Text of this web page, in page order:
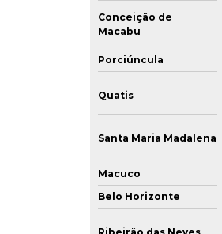
Conceição de
Macabu
Porciúncula
Quatis
Santa Maria Madalena
Macuco
Belo Horizonte